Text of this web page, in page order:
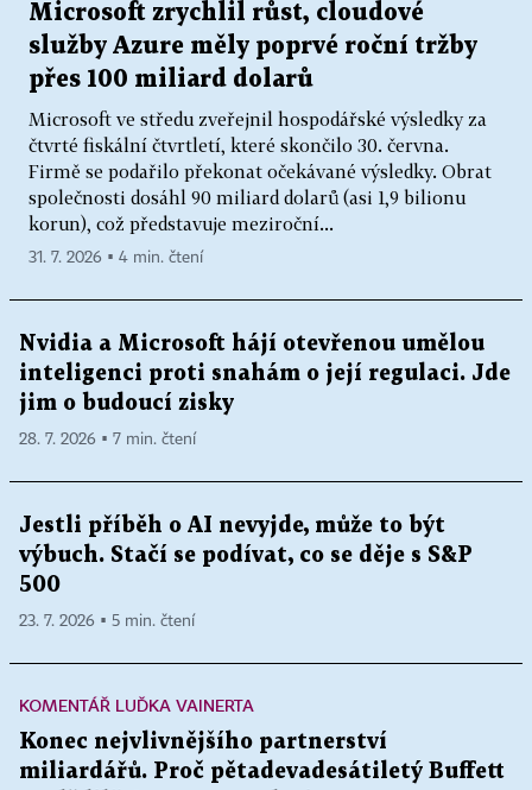
Microsoft zrychlil růst, cloudové
služby Azure měly poprvé roční tržby
přes 100 miliard dolarů
Microsoft ve středu zveřejnil hospodářské výsledky za
čtvrté fiskální čtvrtletí, které skončilo 30. června.
Firmě se podařilo překonat očekávané výsledky. Obrat
společnosti dosáhl 90 miliard dolarů (asi 1,9 bilionu
korun), což představuje meziroční...
31. 7. 2026 ▪ 4 min. čtení
Nvidia a Microsoft hájí otevřenou umělou
inteligenci proti snahám o její regulaci. Jde
jim o budoucí zisky
28. 7. 2026 ▪ 7 min. čtení
Jestli příběh o AI nevyjde, může to být
výbuch. Stačí se podívat, co se děje s S&P
500
23. 7. 2026 ▪ 5 min. čtení
KOMENTÁŘ LUĎKA VAINERTA
Konec nejvlivnějšího partnerství
miliardářů. Proč pětadevadesátiletý Buffett